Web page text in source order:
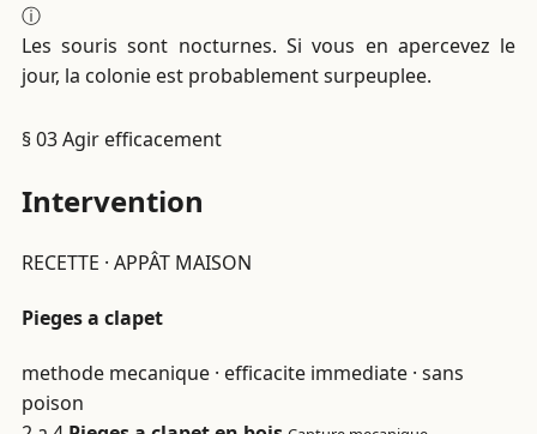
ⓘ
Les souris sont nocturnes. Si vous en apercevez le
jour, la colonie est probablement surpeuplee.
§ 03Agir efficacement
Intervention
RECETTE · APPÂT MAISON
Pieges a clapet
methode mecanique · efficacite immediate · sans
poison